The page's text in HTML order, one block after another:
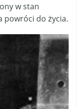
w stan
powróci do życia.